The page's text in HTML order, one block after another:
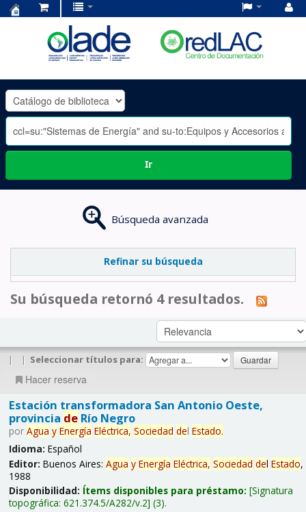
OLADE
-
Ir
Búsqueda avanzada
Refinar su búsqueda
Su búsqueda retornó 4 resultados.
| | Seleccionar títulos para:
Hacer reserva
Estación transformadora San Antonio Oeste,
provincia deRío Negro
por Agua y Energía Eléctrica, Sociedad del Estado.
Idioma: Español
Editor: Buenos Aires: Agua y Energía Eléctrica, Sociedad del Estado,
1988
Disponibilidad: Ítems disponibles para préstamo: Signatura
topográfica: 621.374.5/A282/v.2 (3).